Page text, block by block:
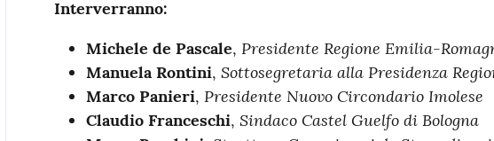
Interverranno:
Michele de Pascale, Presidente Regione Emilia-
Manuela Rontini, Sottosegretaria alla Presidenza
Marco Panieri, Presidente Nuovo Circondario Imolese
Claudio Franceschi, Sindaco Castel Guelfo di Bologna